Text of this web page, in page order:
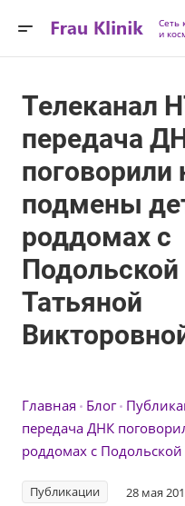
Сеть
и
Телеканал
передача
поговорили
подмены
роддомах с
Подольской
Татьяной
Главная Блог
передача ДНК
роддомах с
Публикации 28 мая